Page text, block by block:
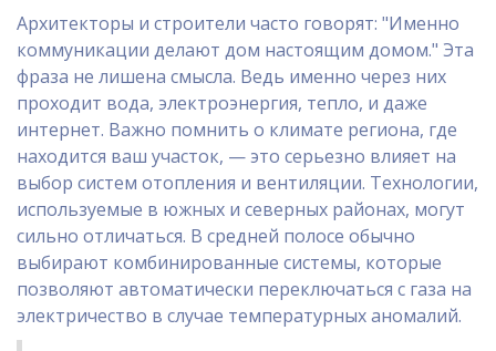
Архитекторы и строители часто говорят: "Именно
коммуникации делают дом настоящим домом." Эта
фраза не лишена смысла. Ведь именно через них
проходит вода, электроэнергия, тепло, и даже
интернет. Важно помнить о климате региона, где
находится ваш участок, — это серьезно влияет на
выбор систем отопления и вентиляции. Технологии,
используемые в южных и северных районах, могут
сильно отличаться. В средней полосе обычно
выбирают комбинированные системы, которые
позволяют автоматически переключаться с газа на
электричество в случае температурных аномалий.